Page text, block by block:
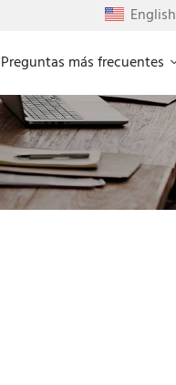
English
Preguntas más frecuentes